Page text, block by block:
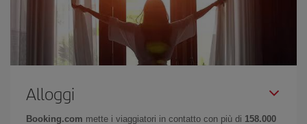
Alloggi
Booking.com mette i viaggiatori in contatto con più di 158.000